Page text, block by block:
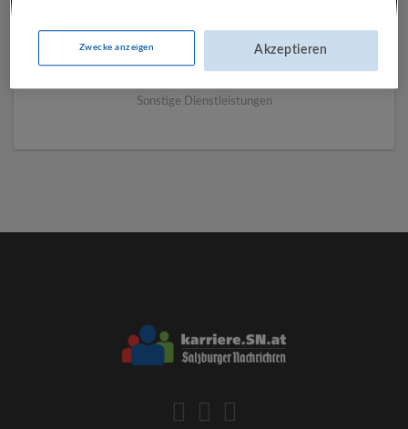
Sonstige Dienstleistungen
Zwecke anzeigen Akzeptieren